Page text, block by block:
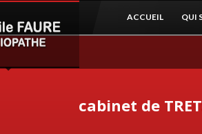
ACCUEIL QUI
cabinet de